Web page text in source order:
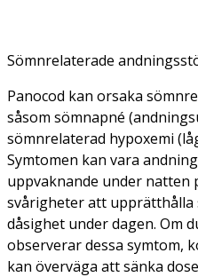
Sömnrelaterade
Panocod kan orsaka
såsom sömnapné
sömnrelaterad hypoxemi
Symtomen kan vara
uppvaknande under natten
svårigheter att upprätthålla
dåsighet under dagen. Om
observerar dessa symtom,
kan överväga att sänka